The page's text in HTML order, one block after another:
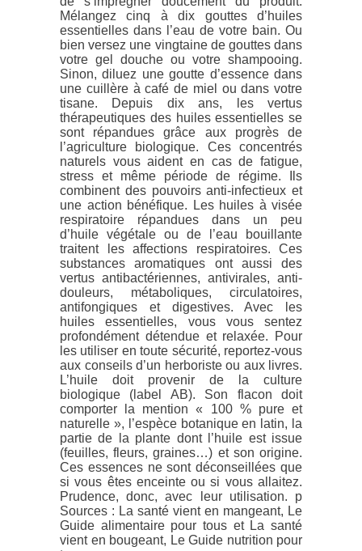
Mélangez cinq à dix gouttes d’huiles
essentielles dans l’eau de votre bain. Ou
bien versez une vingtaine de gouttes dans
votre gel douche ou votre shampooing.
Sinon, diluez une goutte d’essence dans
une cuillère à café de miel ou dans votre
tisane. Depuis dix ans, les vertus
thérapeutiques des huiles essentielles se
sont répandues grâce aux progrès de
l’agriculture biologique. Ces concentrés
naturels vous aident en cas de fatigue,
stress et même période de régime. Ils
combinent des pouvoirs anti-infectieux et
une action bénéfique. Les huiles à visée
respiratoire répandues dans un peu
d’huile végétale ou de l’eau bouillante
traitent les affections respiratoires. Ces
substances aromatiques ont aussi des
vertus antibactériennes, antivirales, anti-
douleurs, métaboliques, circulatoires,
antifongiques et digestives. Avec les
huiles essentielles, vous vous sentez
profondément détendue et relaxée. Pour
les utiliser en toute sécurité, reportez-vous
aux conseils d’un herboriste ou aux livres.
L’huile doit provenir de la culture
biologique (label AB). Son flacon doit
comporter la mention « 100 % pure et
naturelle », l’espèce botanique en latin, la
partie de la plante dont l’huile est issue
(feuilles, fleurs, graines…) et son origine.
Ces essences ne sont déconseillées que
si vous êtes enceinte ou si vous allaitez.
Prudence, donc, avec leur utilisation. p
Sources : La santé vient en mangeant, Le
Guide alimentaire pour tous et La santé
vient en bougeant, Le Guide nutrition pour